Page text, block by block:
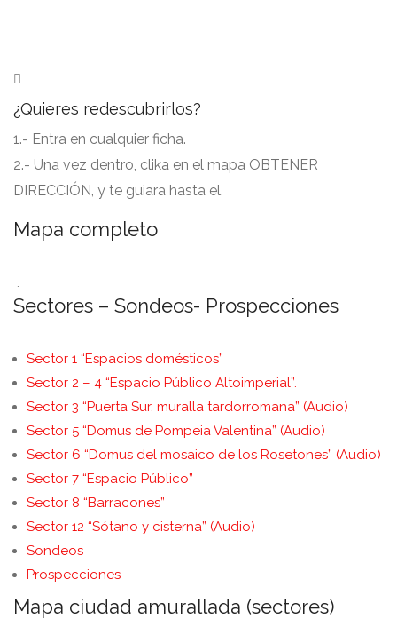
¿Quieres redescubrirlos?
1.- Entra en cualquier ficha.
2.- Una vez dentro, clika en el mapa OBTENER
DIRECCIÓN, y te guiara hasta el.
Mapa completo
.
Sectores – Sondeos- Prospecciones
Sector 1 “Espacios domésticos”
Sector 2 – 4 “Espacio Público Altoimperial”.
Sector 3 “Puerta Sur, muralla tardorromana” (Audio)
Sector 5 “Domus de Pompeia Valentina” (Audio)
Sector 6 “Domus del mosaico de los Rosetones” (Audio)
Sector 7 “Espacio Público”
Sector 8 “Barracones”
Sector 12 “Sótano y cisterna” (Audio)
Sondeos
Prospecciones
Mapa ciudad amurallada (sectores)